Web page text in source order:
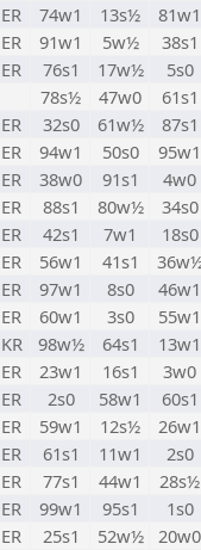
74w1 13s½
81w1
91w1 5w½
38s1
76s1 17w½
5s0
78s½ 47w0
61s1
32s0 61w½
87s1
94w1 50s0
95w1
38w0 91s1
4w0
88s1 80w½
34s0
42s1 7w1
18s0
56w1 41s1
97w1 8s0
46w1
60w1 3s0
55w1
98w½ 64s1
13w1
23w1 16s1
3w0
2s0 58w1
60s1
59w1 12s½
26w1
61s1 11w1
2s0
77s1 44w1
28s½
99w1 95s1
1s0
25s1 52w½
20w0